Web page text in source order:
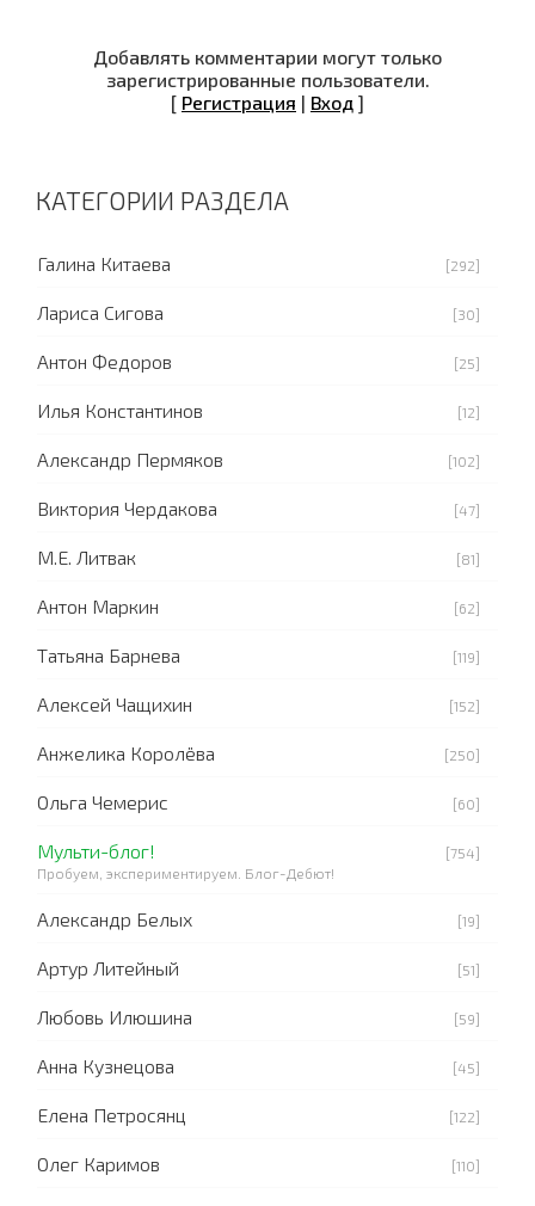
Добавлять комментарии могут только
зарегистрированные пользователи.
[ Регистрация | Вход ]
КАТЕГОРИИ РАЗДЕЛА
Галина Китаева [292]
Лариса Сигова [30]
Антон Федоров [25]
Илья Константинов [12]
Александр Пермяков [102]
Виктория Чердакова [47]
М.Е. Литвак [81]
Антон Маркин [62]
Татьяна Барнева [119]
Алексей Чащихин [152]
Анжелика Королёва [250]
Ольга Чемерис [60]
Мульти-блог!
[754]
Пробуем, экспериментируем. Блог-Дебют!
Александр Белых [19]
Артур Литейный [51]
Любовь Илюшина [59]
Анна Кузнецова [45]
Елена Петросянц [122]
Олег Каримов [110]